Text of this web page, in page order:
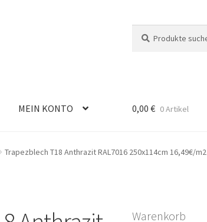
nach:
MEIN KONTO 0,00 € 0 Artikel
Trapezblech T18 Anthrazit RAL7016 250x114cm 16,49€/m2
Warenkorb